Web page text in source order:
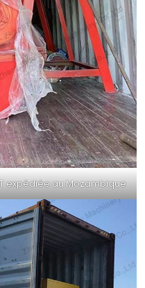
expédiée au Mozambique